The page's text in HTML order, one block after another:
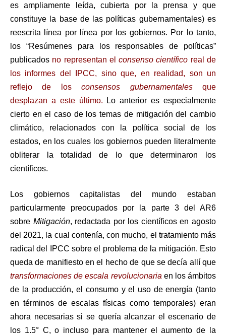
es ampliamente leída, cubierta por la prensa y que
constituye la base de las políticas gubernamentales) es
reescrita línea por línea por los gobiernos. Por lo tanto,
los “Resúmenes para los responsables de políticas”
publicados no representan elconsenso científico real de
los informes del IPCC, sino que, en realidad, son un
reflejo de losconsensos gubernamentalesque
desplazan a este último. Lo anterior es especialmente
cierto en el caso de los temas de mitigación del cambio
climático, relacionados con la política social de los
estados, en los cuales los gobiernos pueden literalmente
obliterar la totalidad de lo que determinaron los
científicos.
Los gobiernos capitalistas del mundo estaban
particularmente preocupados por la parte 3 del AR6
sobre Mitigación, redactada por los científicos en agosto
del 2021, la cual contenía, con mucho, el tratamiento más
radical del IPCC sobre el problema de la mitigación. Esto
queda de manifiesto en el hecho de que se decía allí que
transformaciones de escala revolucionaria en los ámbitos
de la producción, el consumo y el uso de energía (tanto
en términos de escalas físicas como temporales) eran
ahora necesarias si se quería alcanzar el escenario de
los 1.5° C, o incluso para mantener el aumento de la